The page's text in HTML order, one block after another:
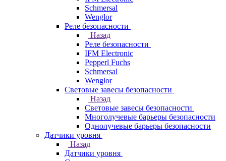
Schmersal
Wenglor
Реле безопасности
Назад
Реле безопасности
IFM Electronic
Pepperl Fuchs
Schmersal
Wenglor
Световые завесы безопасности
Назад
Световые завесы безопасности
Многолучевые барьеры безопасности
Однолучевые барьеры безопасности
Датчики уровня
Назад
Датчики уровня